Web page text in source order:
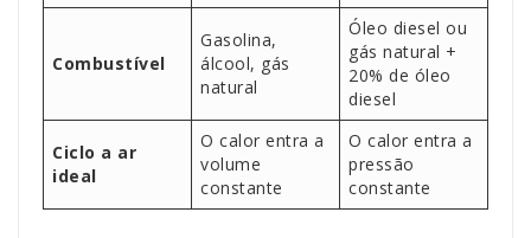
Combustível
Gasolina,
álcool, gás
natural
Óleo diesel ou
gás natural +
20% de óleo
diesel
Ciclo a ar
ideal
O calor entra a
volume
constante
O calor entra a
pressão
constante